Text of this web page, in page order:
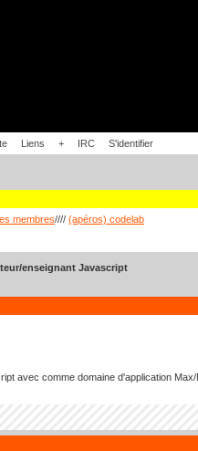
Liens + IRC S'identifier
membres//// (apéros) codelab
enseignant Javascript
avec comme domaine d'application